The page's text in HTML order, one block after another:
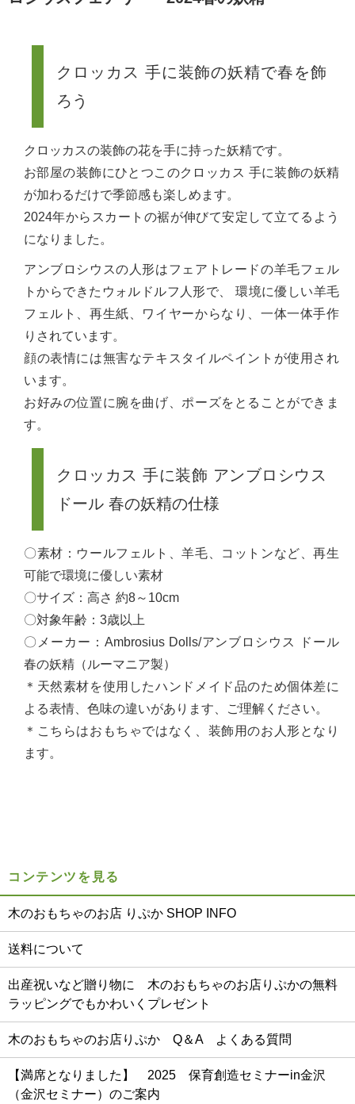
クロッカス 手に装飾の妖精で春を飾
ろう
クロッカスの装飾の花を手に持った妖精です。
お部屋の装飾にひとつこのクロッカス 手に装飾の妖精
が加わるだけで季節感も楽しめます。
2024年からスカートの裾が伸びて安定して立てるよう
になりました。
アンブロシウスの人形はフェアトレードの羊毛フェル
トからできたウォルドルフ人形で、 環境に優しい羊毛
フェルト、再生紙、ワイヤーからなり、一体一体手作
りされています。
顔の表情には無害なテキスタイルペイントが使用され
います。
お好みの位置に腕を曲げ、ポーズをとることができま
す。
クロッカス 手に装飾 アンブロシウス
ドール 春の妖精の仕様
〇素材：ウールフェルト、羊毛、コットンなど、再生
可能で環境に優しい素材
〇サイズ：高さ 約8～10cm
〇対象年齢：3歳以上
〇メーカー：Ambrosius Dolls/アンブロシウス ドール
春の妖精（ルーマニア製）
＊天然素材を使用したハンドメイド品のため個体差に
よる表情、色味の違いがあります、ご理解ください。
＊こちらはおもちゃではなく、装飾用のお人形となり
ます。
コンテンツを見る
木のおもちゃのお店 りぷか SHOP INFO
送料について
出産祝いなど贈り物に 木のおもちゃのお店りぷかの無料
ラッピングでもかわいくプレゼント
木のおもちゃのお店りぷか Q＆A よくある質問
【満席となりました】 2025 保育創造セミナーin金沢
（金沢セミナー）のご案内